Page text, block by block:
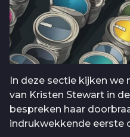
In deze sectie kijken we
van Kristen Stewart in
bespreken haar
indrukwekkende eerste